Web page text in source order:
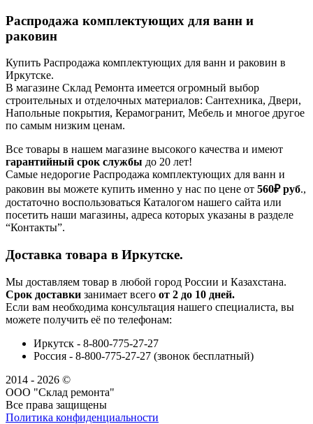
Распродажа комплектующих для ванн и
раковин
Купить Распродажа комплектующих для ванн и раковин в
Иркутске.
В магазине Склад Ремонта имеется огромный выбор
строительных и отделочных материалов: Сантехника, Двери,
Напольные покрытия, Керамогранит, Мебель и многое другое
по самым низким ценам.
Все товары в нашем магазине высокого качества и имеют
гарантийный срок службы до 20 лет!
Самые недорогие Распродажа комплектующих для ванн и
раковин вы можете купить именно у нас по цене от 560₽ руб.,
достаточно воспользоваться Каталогом нашего сайта или
посетить наши магазины, адреса которых указаны в разделе
“Контакты”.
Доставка товара в Иркутске.
Мы доставляем товар в любой город России и Казахстана.
Срок доставки занимает всего от 2 до 10 дней.
Если вам необходима консультация нашего специалиста, вы
можете получить её по телефонам:
Иркутск - 8-800-775-27-27
Россия - 8-800-775-27-27 (звонок бесплатный)
2014 - 2026 ©
ООО "Склад ремонта"
Все права защищены
Политика конфиденциальности